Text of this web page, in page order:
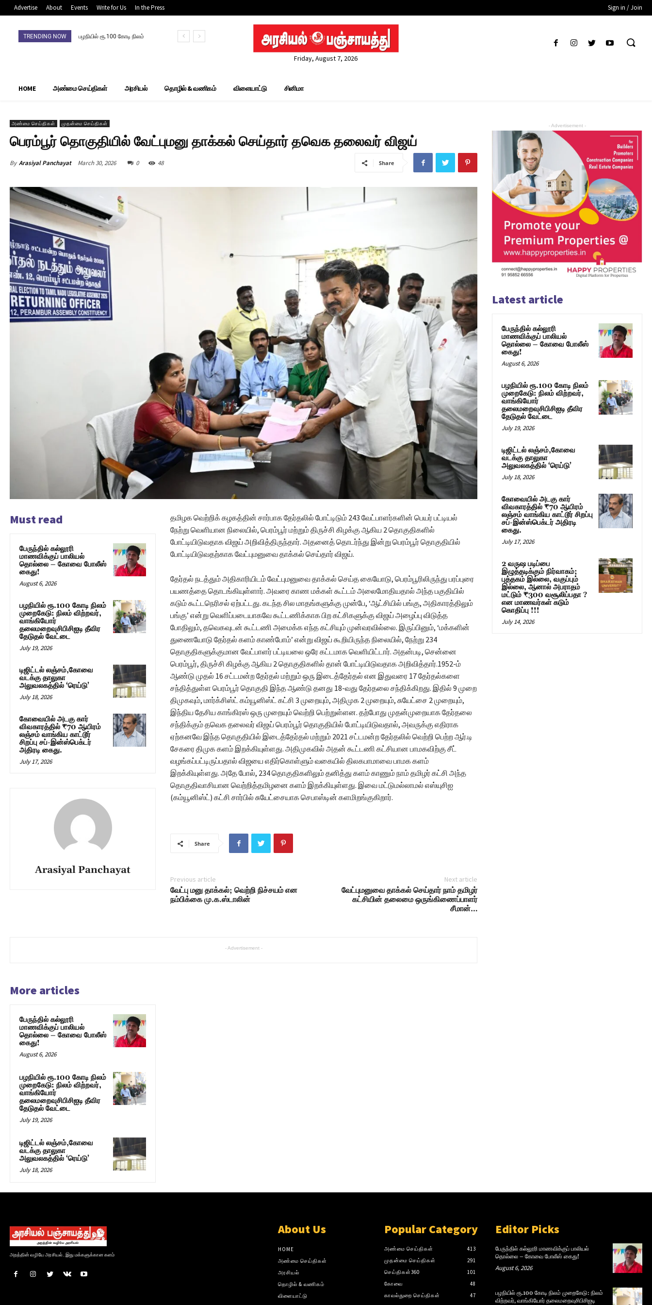
Advertise About Events Write for Us In the Press Sign in / Join
TRENDING NOW
பழநியில் ரூ.100 கோடி நிலம்
தேடுதல் வேட்டை
Friday, August 7, 2026
HOME அண்மை செய்திகள் அரசியல் தொழில் & வணிகம் விளையாட்டு சினிமா
அண்மை செய்திகள் முதன்மை செய்திகள்
பெரம்பூர் தொகுதியில் வேட்புமனு தாக்கல் செய்தார் தவெக தலைவர் விஜய்
By Arasiyal Panchayat March 30, 2026 0 48 Share
Must read
பேருந்தில் கல்லூரி
மாணவிக்குப் பாலியல்
தொல்லை – கோவை போலீஸ்
கைது!
August 6, 2026
பழநியில் ரூ.100 கோடி நிலம்
முறைகேடு: நிலம் விற்றவர்,
வாங்கியோர்
தலைமறைவுசிபிசிஐடி தீவிர
தேடுதல் வேட்டை
July 19, 2026
டிஜிட்டல் லஞ்சம்,கோவை
வடக்கு தாலுகா
அலுவலகத்தில் ‘ரெய்டு’
July 18, 2026
கோவையில் அடகு கார்
விவகாரத்தில் ₹70 ஆயிரம்
லஞ்சம் வாங்கிய காட்டூர்
சிறப்பு சப்-இன்ஸ்பெக்டர்
அதிரடி கைது.
July 17, 2026
Arasiyal Panchayat
தமிழக வெற்றிக் கழகத்தின் சார்பாக தேர்தலில் போட்டிடும் 243 வேட்பாளர்களின் பெயர் பட்டியல்
நேற்று வெளியான நிலையில், பெரம்பூர் மற்றும் திருச்சி கிழக்கு ஆகிய 2 தொகுதிகளில்
போட்டியிடுவதாக விஜய் அறிவித்திருந்தார். அதனைத் தொடர்ந்து இன்று பெரம்பூர் தொகுதியில்
போட்டியிடுவதற்காக வேட்புமனுவை தாக்கல் செய்தார் விஜய்.
தேர்தல் நடத்தும் அதிகாரியிடம் வேட்புமனுவை தாக்கல் செய்த கையோடு, பெரம்பூரிலிருந்து பரப்புரை
பயணத்தை தொடங்கியுள்ளார். அவரை காண மக்கள் கூட்டம் அலைமோதியதால் அந்த பகுதியில்
கடும் கூட்டநெரிசல் ஏற்பட்டது. கடந்த சில மாதங்களுக்கு முன்பே, ‘ஆட்சியில் பங்கு, அதிகாரத்திலும்
பங்கு’ என்று வெளிப்படையாகவே கூட்டணிக்காக பிற கட்சிகளுக்கு விஜய் அழைப்பு விடுத்த
போதிலும், தவெகவுடன் கூட்டணி அமைக்க எந்த கட்சியும் முன்வரவில்லை. இருப்பினும், ‘மக்களின்
துணையோடு தேர்தல் களம் காண்போம்’ என்று விஜய் கூறியிருந்த நிலையில், நேற்று 234
தொகுதிகளுக்குமான வேட்பாளர் பட்டியலை ஒரே கட்டமாக வெளியிட்டார். அதன்படி, சென்னை
பெரம்பூர், திருச்சி கிழக்கு ஆகிய 2 தொகுதிகளில் தான் போட்டியிடுவதாக அறிவித்தார்.1952-ம்
ஆண்டு முதல் 16 சட்டமன்ற தேர்தல் மற்றும் ஒரு இடைத்தேர்தல் என இதுவரை 17 தேர்தல்களை
சந்தித்துள்ள பெரம்பூர் தொகுதி இந்த ஆண்டு தனது 18-வது தேர்தலை சந்திக்கிறது. இதில் 9 முறை
திமுகவும், மார்க்சிஸ்ட் கம்யூனிஸ்ட் கட்சி 3 முறையும், அதிமுக 2 முறையும், சுயேட்சை 2 முறையும்,
இந்திய தேசிய காங்கிரஸ் ஒரு முறையும் வெற்றி பெற்றுள்ளன. தற்போது முதன்முறையாக தேர்தலை
சந்திக்கும் தவெக தலைவர் விஜய் பெரம்பூர் தொகுதியில் போட்டியிடுவதால், அவருக்கு எதிராக
ஏற்கனவே இந்த தொகுதியில் இடைத்தேர்தல் மற்றும் 2021 சட்டமன்ற தேர்தலில் வெற்றி பெற்ற ஆர்.டி
சேகரை திமுக களம் இறக்கியுள்ளது. அதிமுகவில் அதன் கூட்டணி கட்சியான பாமகவிற்கு சீட்
வழங்கப்பட்டிருப்பதால் விஜயை எதிர்கொள்ளும் வகையில் திலகபாமாவை பாமக களம்
இறக்கியுள்ளது. அதே போல், 234 தொகுதிகளிலும் தனித்து களம் காணும் நாம் தமிழர் கட்சி அந்த
தொகுதிவாசியான வெற்றித்தமிழனை களம் இறக்கியுள்ளது. இவை மட்டுமல்லாமல் எஸ்யுசிஐ
(கம்யூனிஸ்ட்) கட்சி சார்பில் சுயேட்சையாக செபாஸ்டின் களமிறங்குகிறார்.
Share
Previous article
வேட்பு மனு தாக்கல்; வெற்றி நிச்சயம் என
நம்பிக்கை மு.க.ஸ்டாலின்
Next article
வேட்புமனுவை தாக்கல் செய்தார் நாம் தமிழர்
கட்சியின் தலைமை ஒருங்கிணைப்பாளர்
சீமான்…
- Advertisement -
More articles
பேருந்தில் கல்லூரி
மாணவிக்குப் பாலியல்
தொல்லை – கோவை போலீஸ்
கைது!
August 6, 2026
பழநியில் ரூ.100 கோடி நிலம்
முறைகேடு: நிலம் விற்றவர்,
வாங்கியோர்
தலைமறைவுசிபிசிஐடி தீவிர
தேடுதல் வேட்டை
July 19, 2026
டிஜிட்டல் லஞ்சம்,கோவை
வடக்கு தாலுகா
அலுவலகத்தில் ‘ரெய்டு’
July 18, 2026
- Advertisement -
Latest article
பேருந்தில் கல்லூரி
மாணவிக்குப் பாலியல்
தொல்லை – கோவை போலீஸ்
கைது!
August 6, 2026
பழநியில் ரூ.100 கோடி நிலம்
முறைகேடு: நிலம் விற்றவர்,
வாங்கியோர்
தலைமறைவுசிபிசிஐடி தீவிர
தேடுதல் வேட்டை
July 19, 2026
டிஜிட்டல் லஞ்சம்,கோவை
வடக்கு தாலுகா
அலுவலகத்தில் ‘ரெய்டு’
July 18, 2026
கோவையில் அடகு கார்
விவகாரத்தில் ₹70 ஆயிரம்
லஞ்சம் வாங்கிய காட்டூர் சிறப்பு
சப்-இன்ஸ்பெக்டர் அதிரடி
கைது.
July 17, 2026
2 வருஷ படிப்பை
இழுத்தடிக்கும் நிர்வாகம்;
புத்தகம் இல்லை, வகுப்பும்
இல்லை, ஆனால் அபராதம்
மட்டும் ₹300 வசூலிப்பதா ?
என மாணவர்கள் கடும்
கொதிப்பு !!!
July 14, 2026
அறத்தின் வழியே அரசியல்.. இது மக்களுக்கான களம்
About Us
HOME
அண்மை செய்திகள்
அரசியல்
தொழில் & வணிகம்
விளையாட்டு
Popular Category
அண்மை செய்திகள்
413
முதன்மை செய்திகள்
291
செய்திகள்360
101
கோவை
48
காவல்துறை செய்திகள்
47
Editor Picks
பேருந்தில் கல்லூரி மாணவிக்குப் பாலியல்
தொல்லை – கோவை போலீஸ் கைது!
August 6, 2026
பழநியில் ரூ.100 கோடி நிலம் முறைகேடு: நிலம்
விற்றவர், வாங்கியோர் தலைமறைவுசிபிசிஐடி